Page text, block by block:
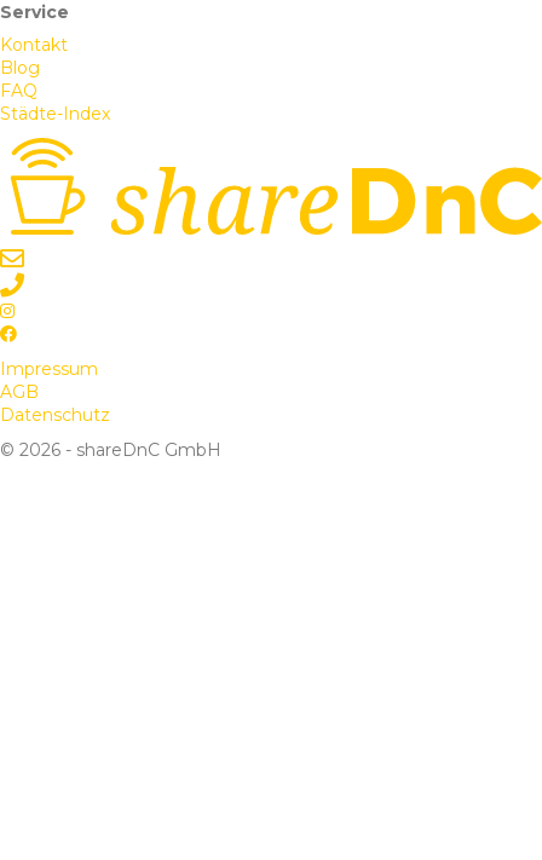
Service
Kontakt
Blog
FAQ
Städte-Index
Impressum
AGB
Datenschutz
© 2026 - shareDnC GmbH